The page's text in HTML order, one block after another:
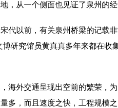
，从一个侧面也见证了泉州的经
代以前，有关泉州桥梁的记载
研究馆员黄真真多年来都在
海外交通呈现出空前的繁荣，
多，而且速度之快，工程规模